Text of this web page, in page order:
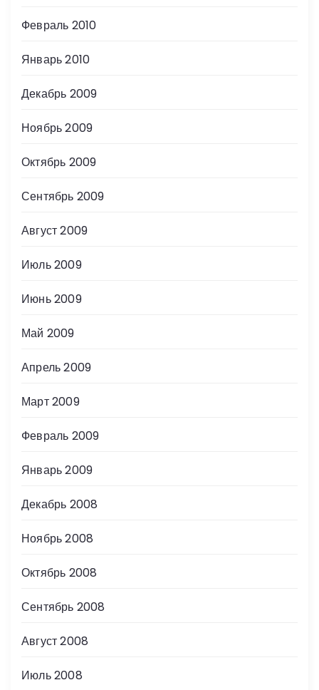
Февраль 2010
Январь 2010
Декабрь 2009
Ноябрь 2009
Октябрь 2009
Сентябрь 2009
Август 2009
Июль 2009
Июнь 2009
Май 2009
Апрель 2009
Март 2009
Февраль 2009
Январь 2009
Декабрь 2008
Ноябрь 2008
Октябрь 2008
Сентябрь 2008
Август 2008
Июль 2008